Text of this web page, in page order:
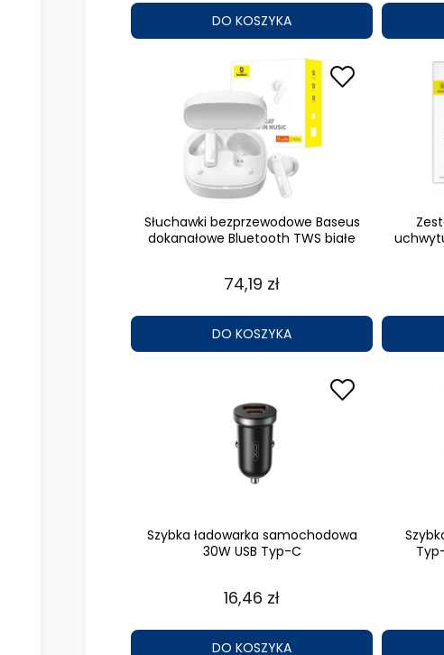
DO KOSZYKA
Słuchawki bezprzewodowe Baseus
dokanałowe Bluetooth TWS białe
74,19 zł
DO KOSZYKA
Szybka ładowarka samochodowa
30W USB Typ-C
16,46 zł
DO KOSZYKA